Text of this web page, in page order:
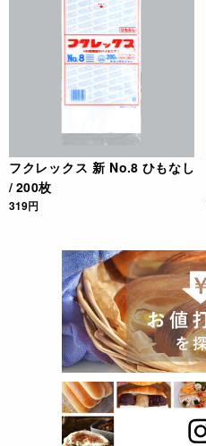
フクレックス 新 No.8 ひもなし
/ 200枚
319円